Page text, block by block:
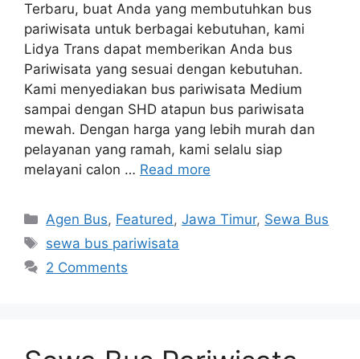
Terbaru, buat Anda yang membutuhkan bus
pariwisata untuk berbagai kebutuhan, kami
Lidya Trans dapat memberikan Anda bus
Pariwisata yang sesuai dengan kebutuhan.
Kami menyediakan bus pariwisata Medium
sampai dengan SHD atapun bus pariwisata
mewah. Dengan harga yang lebih murah dan
pelayanan yang ramah, kami selalu siap
melayani calon … Read more
Categories
Agen Bus, Featured,Jawa Timur, Sewa Bus
Tags
sewa bus pariwisata
2 Comments